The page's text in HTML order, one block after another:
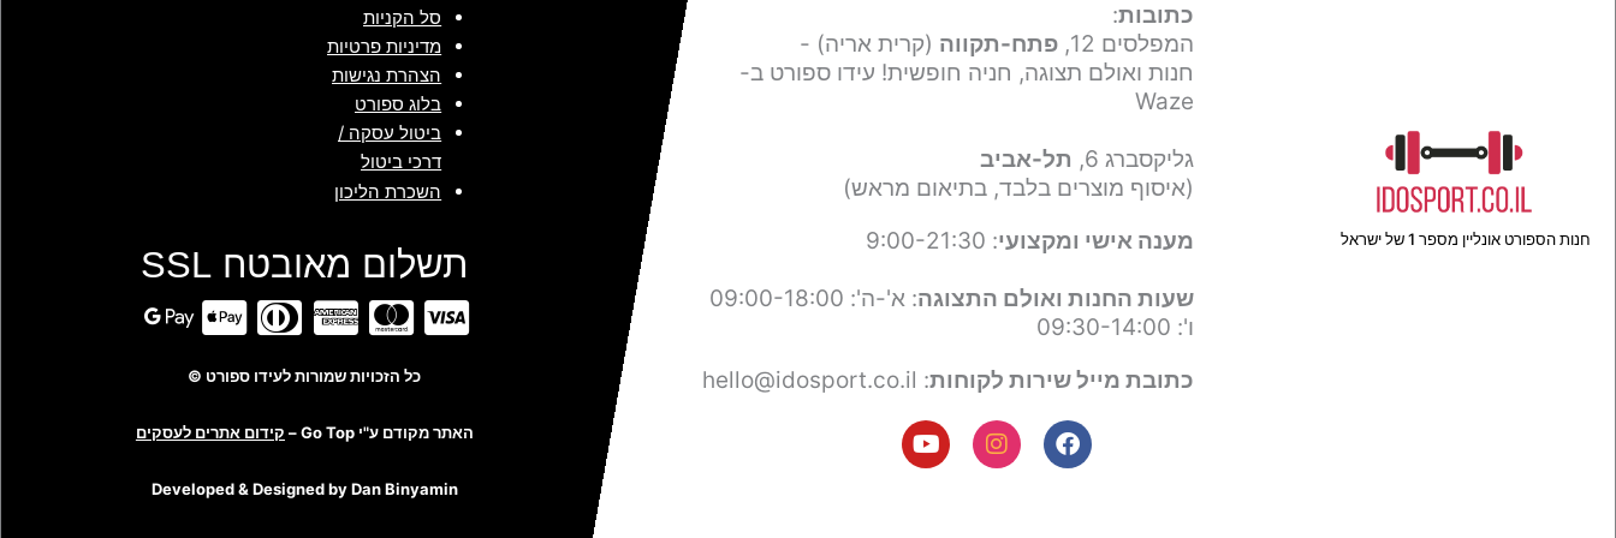
חנות הספורט אונליין מספר 1 של ישראל
כתובות:
המפלסים 12,
פתח-תקווה (קרית אריה) -
חנות ואולם תצוגה, חניה חופשית! עידו ספורט ב-
Waze
גליקסברג 6,
תל-אביב
(איסוף מוצרים בלבד, בתיאום מראש)
מענה אישי ומקצועי: 9:00-21:30
שעות החנות ואולם התצוגה: א'-ה': 09:00-18:00
ו': 09:30-14:00
כתובת מייל שירות לקוחות: hello@idosport.co.il
F
a
I
n
Y
o
סל הקניות
מדיניות פרטיות
הצהרת נגישות
בלוג ספורט
ביטול עסקה /
דרכי ביטול
השכרת הליכון
תשלום מאובטח SSL
כל הזכויות שמורות לעידו ספורט ©
האתר מקודם ע"י Go Top – קידום אתרים לעסקים
Developed & Designed by Dan Binyamin